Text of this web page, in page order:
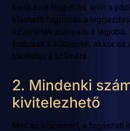
kerül az a fogpótlás, amit a
kivehető fogpótlás a
az ár/érték aránya is a
fontosak a költségek, akkor ez
tökéletes a számára.
2. Mindenki
kivitelezhető
Mint az közismert, a fogászati